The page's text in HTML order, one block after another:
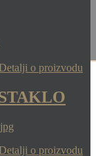
Detalji o proizvodu
Detalji o proizvodu